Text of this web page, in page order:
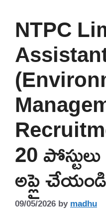
NTPC
20
అప్లై చేయండి
09/05/2026bymadhu